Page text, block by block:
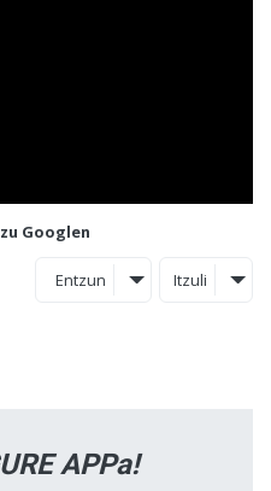
Googlen
Entzun Itzuli
APPa!